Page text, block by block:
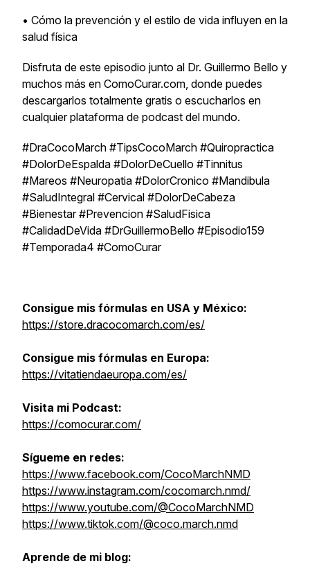
• Cómo la prevención y el estilo de vida influyen en la
salud física
Disfruta de este episodio junto al Dr. Guillermo Bello y
muchos más en ComoCurar.com, donde puedes
descargarlos totalmente gratis o escucharlos en
cualquier plataforma de podcast del mundo.
#DraCocoMarch #TipsCocoMarch #Quiropractica
#DolorDeEspalda #DolorDeCuello #Tinnitus
#Mareos #Neuropatia #DolorCronico #Mandibula
#SaludIntegral #Cervical #DolorDeCabeza
#Bienestar #Prevencion #SaludFisica
#CalidadDeVida #DrGuillermoBello #Episodio159
#Temporada4 #ComoCurar
Consigue mis fórmulas en USA y México:
https://store.dracocomarch.com/es/
Consigue mis fórmulas en Europa:
https://vitatiendaeuropa.com/es/
Visita mi Podcast:
https://comocurar.com/
Sígueme en redes:
https://www.facebook.com/CocoMarchNMD
https://www.instagram.com/cocomarch.nmd/
https://www.youtube.com/@CocoMarchNMD
https://www.tiktok.com/@coco.march.nmd
Aprende de mi blog: